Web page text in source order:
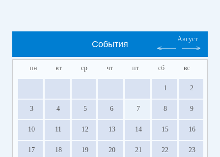
События
Август
пн вт ср чт пт сб вс
1 2
3 4 5 6 7 8 9
10 11 12 13 14 15 16
17 18 19 20 21 22 23